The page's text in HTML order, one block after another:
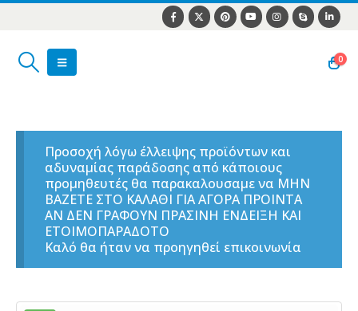
0
Προσοχή λόγω έλλειψης προϊόντων και
αδυναμίας παράδοσης από κάποιους
προμηθευτές θα παρακαλουσαμε να ΜΗΝ
ΒΑΖΕΤΕ ΣΤΟ ΚΑΛΑΘΙ ΓΙΑ ΑΓΟΡΑ ΠΡΟΙΝΤΑ
ΑΝ ΔΕΝ ΓΡΑΦΟΥΝ ΠΡΑΣΙΝΗ ΕΝΔΕΙΞΗ ΚΑΙ
ΕΤΟΙΜΟΠΑΡΑΔΟΤΟ
Καλό θα ήταν να προηγηθεί επικοινωνία